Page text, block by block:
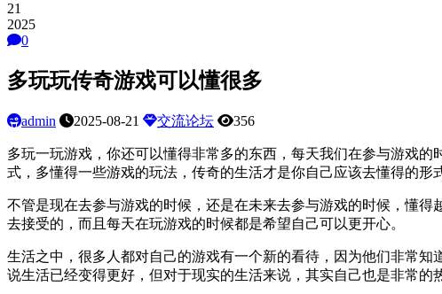
21
2025
0
多玩玩传奇游戏可以懂很多
admin 2025-08-21 交流论坛 356
多玩一玩游戏，你还可以懂得非常多的东西，每天我们在参与游戏
式，多懂得一些游戏的玩法，传奇的生活才是你自己应该去懂得的形
不管是现在去参与游戏的时候，还是在未来去参与游戏的时候，懂
去接受的，而且每天在玩游戏的时候都是希望自己可以更开心。
生活之中，很多人都对自己的游戏有一个新的看待，因为他们非常
说生活已经变得更好，但对于现实的生活来说，其实自己也是非常的